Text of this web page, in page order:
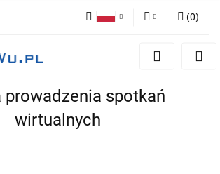
Zaloguj się
Dodaj zgłoszenie
Zgody cookies
(0)
prowadzenia spotkań
wirtualnych